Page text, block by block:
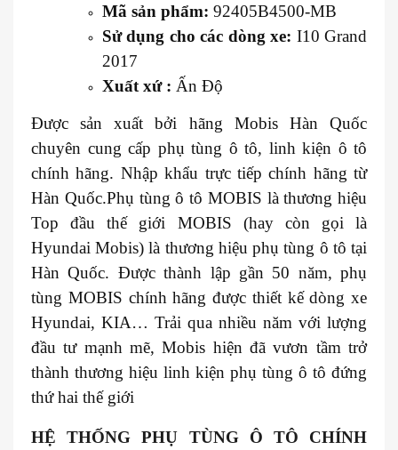
Mã sản phẩm: 92405B4500-MB
Sử dụng cho các dòng xe: I10 Grand
2017
Xuất xứ : Ấn Độ
Được sản xuất bởi hãng Mobis Hàn Quốc
chuyên cung cấp phụ tùng ô tô, linh kiện ô tô
chính hãng. Nhập khẩu trực tiếp chính hãng từ
Hàn Quốc.Phụ tùng ô tô MOBIS là thương hiệu
Top đầu thế giới MOBIS (hay còn gọi là
Hyundai Mobis) là thương hiệu phụ tùng ô tô tại
Hàn Quốc. Được thành lập gần 50 năm, phụ
tùng MOBIS chính hãng được thiết kế dòng xe
Hyundai, KIA… Trải qua nhiều năm với lượng
đầu tư mạnh mẽ, Mobis hiện đã vươn tầm trở
thành thương hiệu linh kiện phụ tùng ô tô đứng
thứ hai thế giới
HỆ THỐNG PHỤ TÙNG Ô TÔ CHÍNH